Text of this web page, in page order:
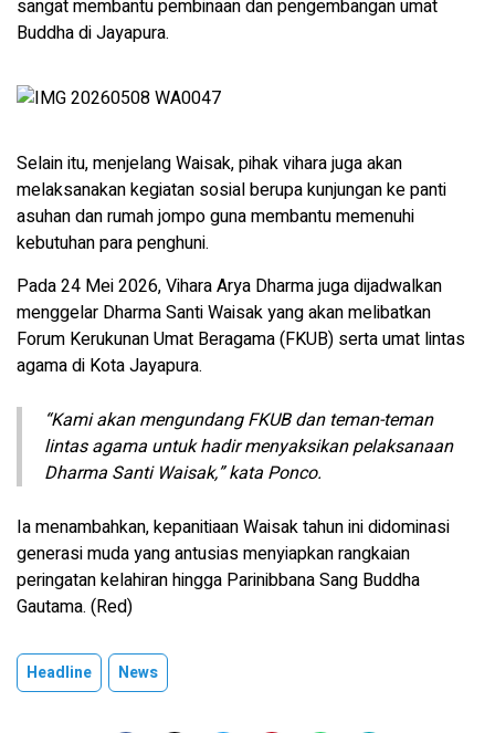
sangat membantu pembinaan dan pengembangan umat
Buddha di Jayapura.
Selain itu, menjelang Waisak, pihak vihara juga akan
melaksanakan kegiatan sosial berupa kunjungan ke panti
asuhan dan rumah jompo guna membantu memenuhi
kebutuhan para penghuni.
Pada 24 Mei 2026, Vihara Arya Dharma juga dijadwalkan
menggelar Dharma Santi Waisak yang akan melibatkan
Forum Kerukunan Umat Beragama (FKUB) serta umat lintas
agama di Kota Jayapura.
“Kami akan mengundang FKUB dan teman-teman
lintas agama untuk hadir menyaksikan pelaksanaan
Dharma Santi Waisak,” kata Ponco.
Ia menambahkan, kepanitiaan Waisak tahun ini didominasi
generasi muda yang antusias menyiapkan rangkaian
peringatan kelahiran hingga Parinibbana Sang Buddha
Gautama. (Red)
Headline News